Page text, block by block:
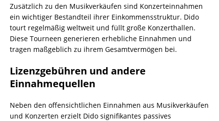
Zusätzlich zu den Musikverkäufen sind Konzerteinnahmen
ein wichtiger Bestandteil ihrer Einkommensstruktur. Dido
tourt regelmäßig weltweit und füllt große Konzerthallen.
Diese Tourneen generieren erhebliche Einnahmen und
tragen maßgeblich zu ihrem Gesamtvermögen bei.
Lizenzgebühren und andere
Einnahmequellen
Neben den offensichtlichen Einnahmen aus Musikverkäufen
und Konzerten erzielt Dido signifikantes passives